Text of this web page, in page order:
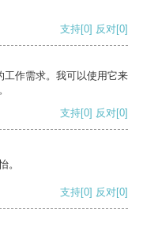
支持[0] 反对[0]
工作需求。我可以使用它来
支持[0] 反对[0]
。
支持[0] 反对[0]